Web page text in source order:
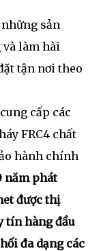
sản
làm hài
tận nơi theo
cấp các
FRC4 chất
hành chính
năm phát
được thị
tín hàng đầu
đa dạng các